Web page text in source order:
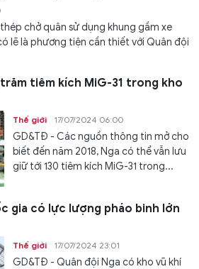
chở quân sử dụng khung gầm xe
lẽ là phương tiện cần thiết với Quân đội
tiêm kích MiG-31 trong kho
Thế giới 17/07/2024 06:00
GD&TĐ - Các nguồn thông tin mở cho
biết đến năm 2018, Nga có thể vẫn lưu
giữ tới 130 tiêm kích MiG-31 trong...
gia có lực lượng pháo binh lớn
Thế giới 17/07/2024 23:01
GD&TĐ - Quân đội Nga có kho vũ khí